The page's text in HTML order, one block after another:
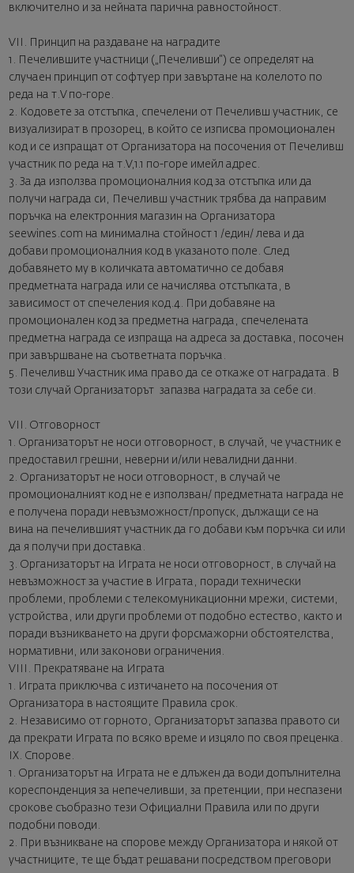
включително и за нейната парична равностойност.
VII. Принцип на раздаване на наградите
1. Печелившите участници („Печеливши“) се определят на
случаен принцип от софтуер при завъртане на колелото по
реда на т.V по-горе.
2. Кодовете за отстъпка, спечелени от Печеливш участник, се
визуализират в прозорец, в който се изписва промоционален
код и се изпращат от Организатора на посочения от Печеливш
участник по реда на т.V,1.1 по-горе имейл адрес.
3. За да използва промоционалния код за отстъпка или да
получи награда си, Печеливш участник трябва да направим
поръчка на електронния магазин на Организатора
seewines.com на минимална стойност 1 /един/ лева и да
добави промоционалния код в указаното поле. След
добавянето му в количката автоматично се добавя
предметната награда или се начислява отстъпката, в
зависимост от спечеления код.4. При добавяне на
промоционален код за предметна награда, спечелената
предметна награда се изпраща на адреса за доставка, посочен
при завършване на съответната поръчка.
5. Печеливш Участник има право да се откаже от наградата. В
този случай Организаторът запазва наградата за себе си.
VII. Отговорност
1. Организаторът не носи отговорност, в случай, че участник е
предоставил грешни, неверни и/или невалидни данни.
2. Организаторът не носи отговорност, в случай че
промоционалният код не е използван/ предметната награда не
е получена поради невъзможност/пропуск, дължащи се на
вина на печелившият участник да го добави към поръчка си или
да я получи при доставка.
3. Организаторът на Играта не носи отговорност, в случай на
невъзможност за участие в Играта, поради технически
проблеми, проблеми с телекомуникационни мрежи, системи,
устройства, или други проблеми от подобно естество, както и
поради възникването на други форсмажорни обстоятелства,
нормативни, или законови ограничения.
VIII. Прекратяване на Играта
1. Играта приключва с изтичането на посочения от
Организатора в настоящите Правила срок.
2. Независимо от горното, Организаторът запазва правото си
да прекрати Играта по всяко време и изцяло по своя преценка.
IX. Спорове.
1. Организаторът на Играта не е длъжен да води допълнителна
кореспонденция за непечеливши, за претенции, при неспазени
срокове съобразно тези Официални Правила или по други
подобни поводи.
2. При възникване на спорове между Организатора и някой от
участниците, те ще бъдат решавани посредством преговори